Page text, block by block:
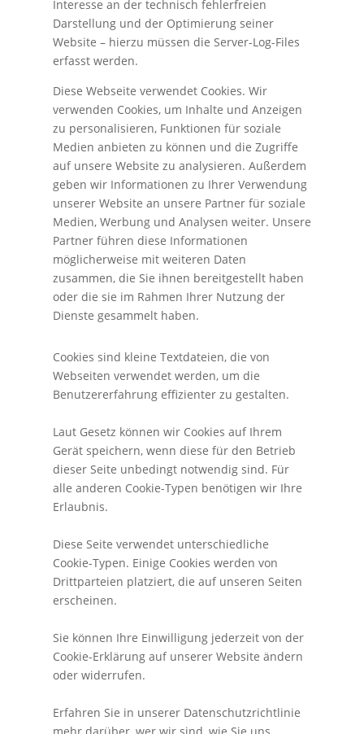
Interesse an der technisch fehlerfreien
Darstellung und der Optimierung seiner
Website – hierzu müssen die Server-Log-Files
erfasst werden.
Diese Webseite verwendet Cookies. Wir
verwenden Cookies, um Inhalte und Anzeigen
zu personalisieren, Funktionen für soziale
Medien anbieten zu können und die Zugriffe
auf unsere Website zu analysieren. Außerdem
geben wir Informationen zu Ihrer Verwendung
unserer Website an unsere Partner für soziale
Medien, Werbung und Analysen weiter. Unsere
Partner führen diese Informationen
möglicherweise mit weiteren Daten
zusammen, die Sie ihnen bereitgestellt haben
oder die sie im Rahmen Ihrer Nutzung der
Dienste gesammelt haben.
Cookies sind kleine Textdateien, die von
Webseiten verwendet werden, um die
Benutzererfahrung effizienter zu gestalten.
Laut Gesetz können wir Cookies auf Ihrem
Gerät speichern, wenn diese für den Betrieb
dieser Seite unbedingt notwendig sind. Für
alle anderen Cookie-Typen benötigen wir Ihre
Erlaubnis.
Diese Seite verwendet unterschiedliche
Cookie-Typen. Einige Cookies werden von
Drittparteien platziert, die auf unseren Seiten
erscheinen.
Sie können Ihre Einwilligung jederzeit von der
Cookie-Erklärung auf unserer Website ändern
oder widerrufen.
Erfahren Sie in unserer Datenschutzrichtlinie